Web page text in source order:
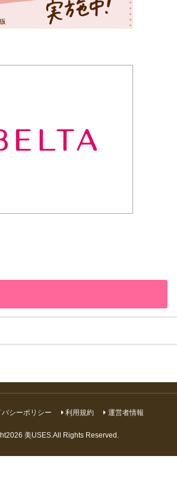
バシーポリシー 利用規約 運営者情報
美USES .All Rights Reserved.